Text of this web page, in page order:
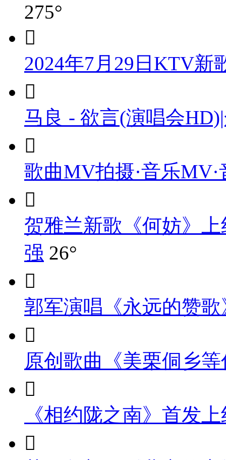
275°

2024年7月29日KTV新

马良 - 欲言(演唱会

歌曲MV拍摄·音乐

贺雅兰新歌《何妨》
强 26°

郭军演唱《永远的赞

原创歌曲《美栗侗乡

《相约陇之南》首发
